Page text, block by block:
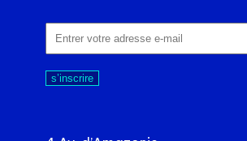
s’inscrire